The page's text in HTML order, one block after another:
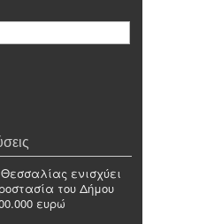
ενισχύει
του Δήμου
ευρώ